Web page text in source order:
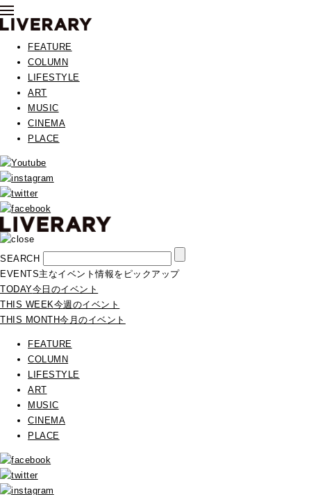
FEATURE
COLUMN
LIFESTYLE
ART
MUSIC
CINEMA
PLACE
SEARCH
EVENTS主なイベント情報をピックアップ
TODAY今日のイベント
THIS WEEK今週のイベント
THIS MONTH今月のイベント
FEATURE
COLUMN
LIFESTYLE
ART
MUSIC
CINEMA
PLACE